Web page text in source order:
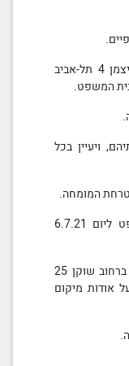
2. אני ממנה את רו"ח אהוד שושן מרחוב ויצמן 4 תל-אביב
המשפט.
ויעיין בכל
ליום 6.7.21
ברחוב שוקן 25
אודות מיקום